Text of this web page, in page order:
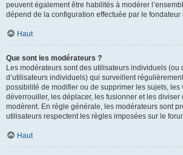
peuvent également être habilités à modérer
dépend de la configuration effectuée par le fondateur
Haut
Que sont les modérateurs ?
Les modérateurs sont des utilisateurs individuels (ou
d’utilisateurs individuels) qui surveillent
possibilité de modifier ou de supprimer les sujets, les
déverrouiller, les déplacer, les fusionner et les diviser
modèrent. En règle générale, les modérateurs sont
utilisateurs respectent les règles imposées sur le
Haut